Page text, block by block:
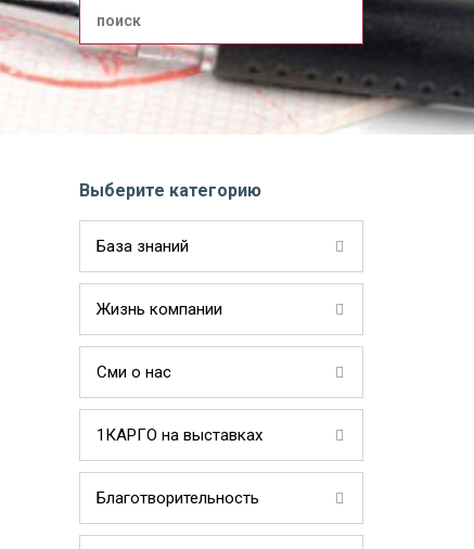
Выберите категорию
База знаний
Жизнь компании
Сми о нас
1КАРГО на выставках
Благотворительность